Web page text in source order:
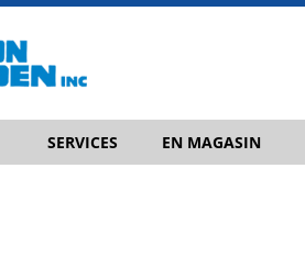
SERVICES EN MAGASIN